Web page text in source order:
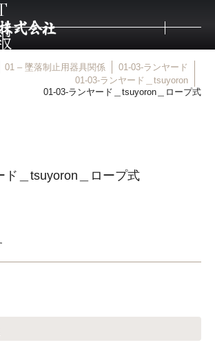
01 – 墜落制止用器具関係
01-03-ランヤード
01-03-ランヤード＿tsuyoron
01-03-ランヤード＿tsuyoron＿ロープ式
ド＿tsuyoron＿ロープ式